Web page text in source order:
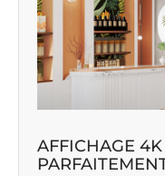
AFFICHAGE